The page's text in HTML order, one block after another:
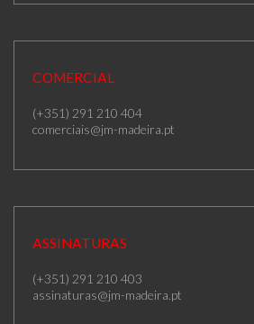
COMERCIAL
(+351) 291 210 404
comerciais@jm-madeira.pt
ASSINATURAS
(+351) 291 210 403
assinaturas@jm-madeira.pt